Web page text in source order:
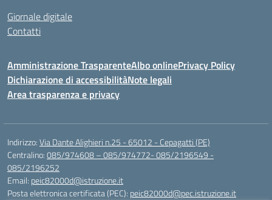
Giornale digitale
Contatti
Amministrazione TrasparenteAlbo onlinePrivacy Policy
Dichiarazione di accessibilitàNote legali
Area trasparenza e privacy
Indirizzo:Via Dante Alighieri n.25 - 65012 - Cepagatti (PE)
Centralino:085/974608 – 085/974772- 085/2196549 -
085/2196252
Email: peic82000d@istruzione.it
Posta elettronica certificata (PEC): peic82000d@pec.istruzione.it